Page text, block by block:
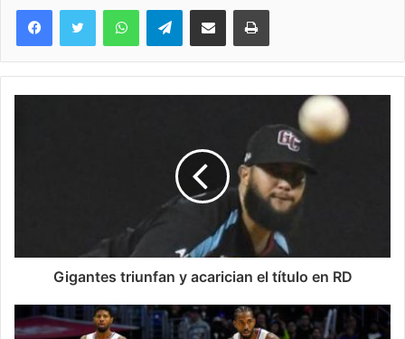
WhatsAppTelegramCompartir via Email Imprimi
Gigantes triunfan y acarician el título en RD